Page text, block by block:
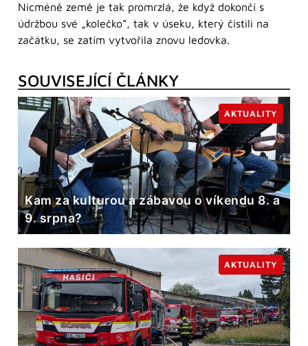
Nicméně země je tak promrzlá, že když dokončí s
údržbou své „kolečko“, tak v úseku, který čistili na
začátku, se zatím vytvořila znovu ledovka.
SOUVISEJÍCÍ ČLÁNKY
Kam za kulturou a zábavou o víkendu 8. a
9. srpna?
AKTUALITY
AKTUALITY